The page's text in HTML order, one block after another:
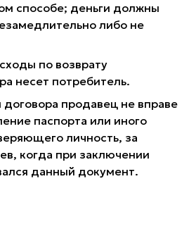
способе; деньги должны
либо не
по возврату
несет потребитель.
продавец не вправе
паспорта или иного
личность, за
когда при заключении
данный документ.